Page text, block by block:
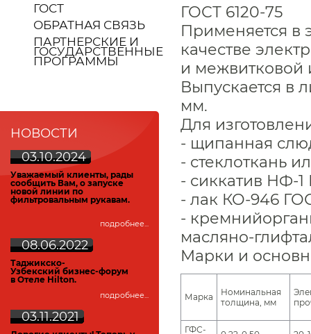
ГОСТ
ОБРАТНАЯ СВЯЗЬ
ПАРТНЕРСКИЕ И
ГОСУДАРСТВЕННЫЕ
ПРОГРАММЫ
НОВОСТИ
03.10.2024
Уважаемый клиенты, рады
сообщить Вам, о запуске
новой линии по
фильтровальным рукавам.
подробнее...
08.06.2022
Таджикско-
Узбекский бизнес-форум
в Отеле Hilton.
подробнее...
03.11.2021
ГОСТ 6120-75
Применяется в
качестве
и межвитковой
Выпускается в
мм.
Для
- щипанная
- стеклоткань
- сиккатив НФ-1
- лак КО-946
-
масляно-
Марки и
Марка
Номинальная
толщина, мм
ГФС-